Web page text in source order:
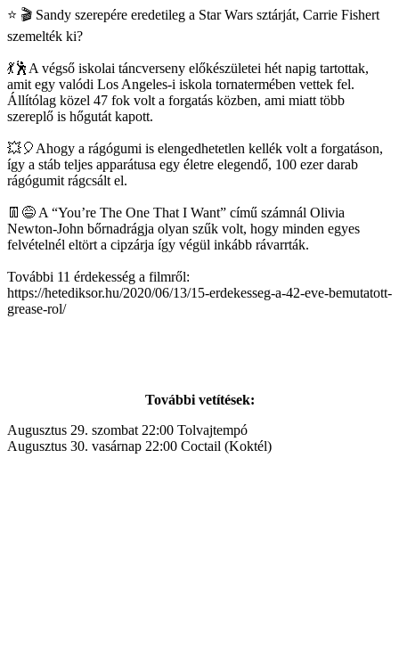
⭐️ 🎬 Sandy szerepére eredetileg a Star Wars sztárját, Carrie Fishert
szemelték ki?
💃🕺 A végső iskolai táncverseny előkészületei hét napig tartottak,
amit egy valódi Los Angeles-i iskola tornatermében vettek fel.
Állítólag közel 47 fok volt a forgatás közben, ami miatt több
szereplő is hőgutát kapott.
💥🎈 Ahogy a rágógumi is elengedhetetlen kellék volt a forgatáson,
így a stáb teljes apparátusa egy életre elegendő, 100 ezer darab
rágógumit rágcsált el.
👖 😅 A “You’re The One That I Want” című számnál Olivia
Newton-John bőrnadrágja olyan szűk volt, hogy minden egyes
felvételnél eltört a cipzárja így végül inkább rávarrták.
További 11 érdekesség a filmről:
https://hetediksor.hu/2020/06/13/15-erdekesseg-a-42-eve-bemutatott-
grease-rol/
További vetítések:
Augusztus 29. szombat 22:00 Tolvajtempó
Augusztus 30. vasárnap 22:00 Coctail (Koktél)